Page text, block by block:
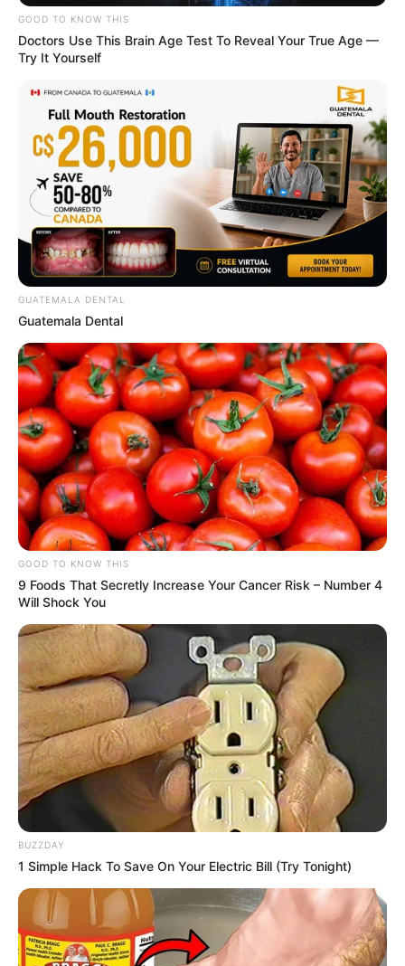
GOOD TO KNOW THIS
Doctors Use This Brain Age Test To Reveal Your True Age —
Try It Yourself
GUATEMALA DENTAL
Guatemala Dental
GOOD TO KNOW THIS
9 Foods That Secretly Increase Your Cancer Risk – Number 4
Will Shock You
BUZZDAY
1 Simple Hack To Save On Your Electric Bill (Try Tonight)